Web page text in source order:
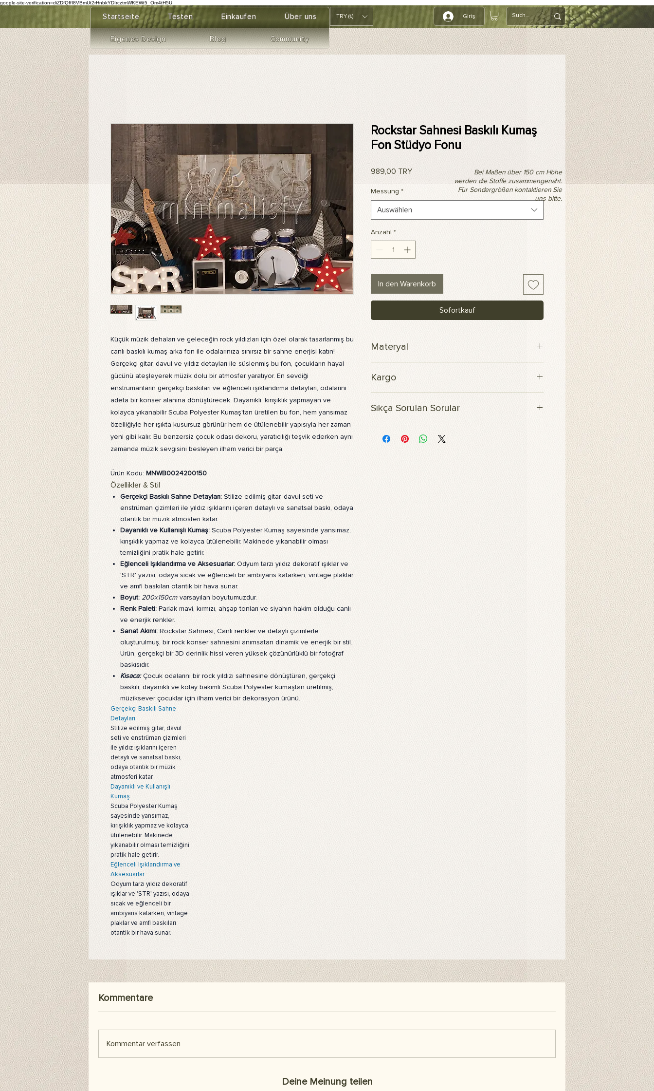
google-site-verification=diZDfQffI8VBmUt2rHnbkYDIrcztmWKEWt5_Om4tH5U
Startseite Testen Einkaufen Über uns
Eigenes Design Blog Community
TRY (₺) Giriş
Küçük müzik dehaları ve geleceğin rock yıldızları için özel olarak tasarlanmış bu
canlı baskılı kumaş arka fon ile odalarınıza sınırsız bir sahne enerjisi katın!
Gerçekçi gitar, davul ve yıldız detayları ile süslenmiş bu fon, çocukların hayal
gücünü ateşleyerek müzik dolu bir atmosfer yaratıyor. En sevdiği
enstrümanların gerçekçi baskıları ve eğlenceli ışıklandırma detayları, odalarını
adeta bir konser alanına dönüştürecek. Dayanıklı, kırışıklık yapmayan ve
kolayca yıkanabilir Scuba Polyester Kumaş'tan üretilen bu fon, hem yansımaz
özelliğiyle her ışıkta kusursuz görünür hem de ütülenebilir yapısıyla her zaman
yeni gibi kalır. Bu benzersiz çocuk odası dekoru, yaratıcılığı teşvik ederken aynı
zamanda müzik sevgisini besleyen ilham verici bir parça.
Ürün Kodu: MNWB0024200150
Özellikler & Stil
Gerçekçi Baskılı Sahne Detayları: Stilize edilmiş gitar, davul seti ve
enstrüman çizimleri ile yıldız ışıklarını içeren detaylı ve sanatsal baskı, odaya
otantik bir müzik atmosferi katar.
Dayanıklı ve Kullanışlı Kumaş: Scuba Polyester Kumaş sayesinde yansımaz,
kırışıklık yapmaz ve kolayca ütülenebilir. Makinede yıkanabilir olması
temizliğini pratik hale getirir.
Eğlenceli Işıklandırma ve Aksesuarlar: Odyum tarzı yıldız dekoratif ışıklar ve
'STR' yazısı, odaya sıcak ve eğlenceli bir ambiyans katarken, vintage plaklar
ve amfi baskıları otantik bir hava sunar.
Boyut: 200x150cm varsayılan boyutumuzdur.
Renk Paleti: Parlak mavi, kırmızı, ahşap tonları ve siyahın hakim olduğu canlı
ve enerjik renkler.
Sanat Akımı: Rockstar Sahnesi, Canlı renkler ve detaylı çizimlerle
oluşturulmuş, bir rock konser sahnesini anımsatan dinamik ve enerjik bir stil.
Ürün, gerçekçi bir 3D derinlik hissi veren yüksek çözünürlüklü bir fotoğraf
baskısıdır.
Kısaca:Çocuk odalarını bir rock yıldızı sahnesine dönüştüren, gerçekçi
baskılı, dayanıklı ve kolay bakımlı Scuba Polyester kumaştan üretilmiş,
müziksever çocuklar için ilham verici bir dekorasyon ürünü.
Gerçekçi Baskılı Sahne
Detayları
Stilize edilmiş gitar, davul
seti ve enstrüman çizimleri
ile yıldız ışıklarını içeren
detaylı ve sanatsal baskı,
odaya otantik bir müzik
atmosferi katar.
Dayanıklı ve Kullanışlı
Kumaş
Scuba Polyester Kumaş
sayesinde yansımaz,
kırışıklık yapmaz ve kolayca
ütülenebilir. Makinede
yıkanabilir olması temizliğini
pratik hale getirir.
Eğlenceli Işıklandırma ve
Aksesuarlar
Odyum tarzı yıldız dekoratif
ışıklar ve 'STR' yazısı, odaya
sıcak ve eğlenceli bir
ambiyans katarken, vintage
plaklar ve amfi baskıları
otantik bir hava sunar.
Rockstar Sahnesi Baskılı Kumaş
Fon Stüdyo Fonu
989,00 TRYPreis
Messung *
Auswählen
Anzahl *
In den Warenkorb
Sofortkauf
Materyal
Kargo
Sıkça Sorulan Sorular
Görsellerimiz, dayanıklı ve yüksek kaliteli scuba
Bei Maßen über 150 cm Höhe
werden die Stoffe zusammengenäht.
Für Sondergrößen kontaktieren Sie
uns bitte.
Kommentare
Kommentar verfassen
Deine Meinung teilen